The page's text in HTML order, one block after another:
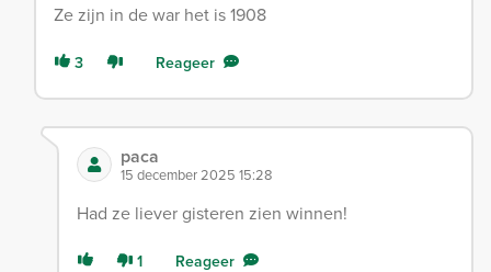
Ze zijn in de war het is 1908
3 Reageer
paca
15 december 2025 15:28
Had ze liever gisteren zien winnen!
1 Reageer